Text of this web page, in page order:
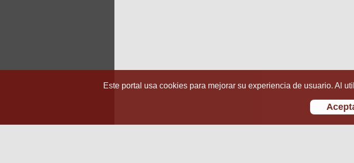
Este portal usa cookies para mejorar su experiencia de usuario. Al